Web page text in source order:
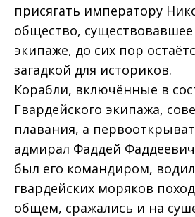
присягать императору
общество,
экипаже, до сих пор
загадкой для историков.
Корабли, включённые в
Гвардейского экипажа,
плавания, а
адмирал Фаддей Фаддеевич
был его командиром, водил
гвардейских моряков
общем, сражались и на